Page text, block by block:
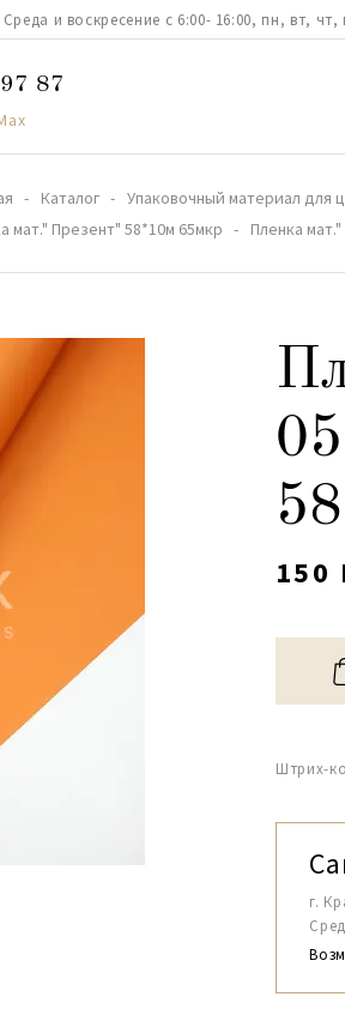
и воскресение с 6:00- 16:00, пн, вт, чт,
87
Каталог Упаковочный материал для
мат." Презент" 58*10м 65мкр
Пленка
150
Штрих-
г.